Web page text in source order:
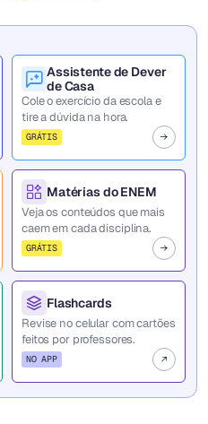
Assistente de Dever
de Casa
Cole o exercício da escola e
tire a dúvida na hora.
GRÁTIS
Matérias do ENEM
Veja os conteúdos que mais
caem em cada disciplina.
GRÁTIS
Flashcards
Revise no celular com cartões
feitos por professores.
NO APP